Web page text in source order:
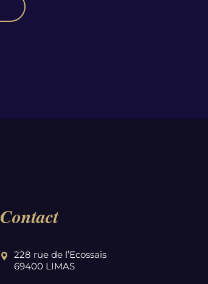
Contact
228 rue de l’Ecossais
69400 LIMAS